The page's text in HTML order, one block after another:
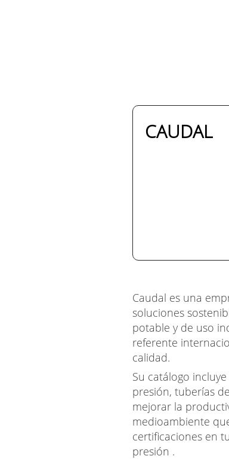
CAUDAL
Caudal es una
soluciones
potable y de uso
referente
calidad.
Su catálogo
presión, tuberías
mejorar la
medioambiente
certificaciones en
presión .